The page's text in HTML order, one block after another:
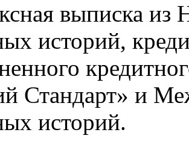
выписка из
историй,
Стандарт» и
историй.